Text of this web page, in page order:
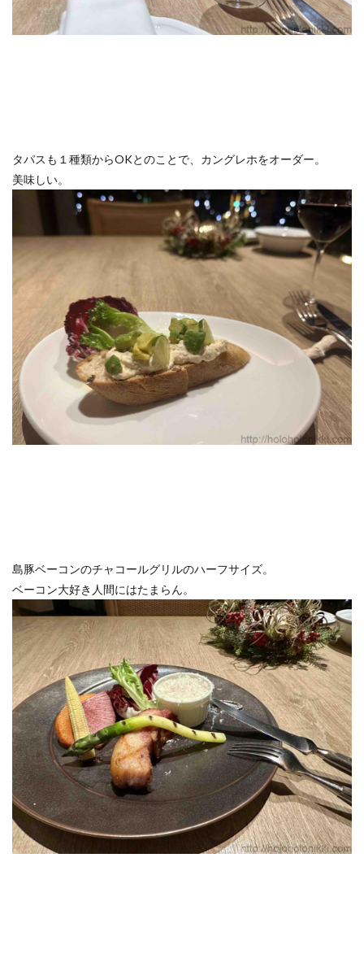
タパスも１種類からOKとのことで、カングレホをオーダー。
美味しい。
島豚ベーコンのチャコールグリルのハーフサイズ。
ベーコン大好き人間にはたまらん。